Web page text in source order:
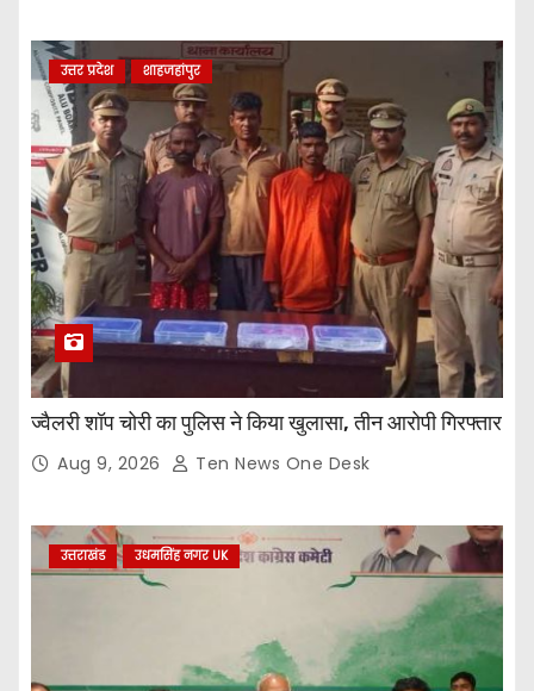
उत्तर प्रदेश शाहजहांपुर
ज्वैलरी शॉप चोरी का पुलिस ने किया खुलासा, तीन आरोपी गिरफ्तार
Aug 9, 2026 Ten News One Desk
उत्तराखंड उधमसिंह नगर UK